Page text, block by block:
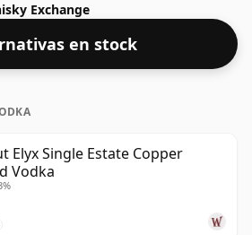
Exchange
en stock
Elyx Single Estate Copper
Vodka